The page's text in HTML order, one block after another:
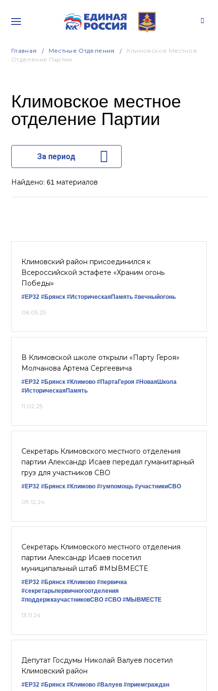
Главная Местные Отделения
Климовское Местное
Отделение Партии
Климовское местное
отделение Партии
За период
Найдено: 61 материалов
Климовский район присоединился к
Всероссийской эстафете «Храним огонь
Победы»
#ЕР32 #Брянск #ИсторическаяПамять #вечныйогонь
06.05.25
В Климовской школе открыли «Парту Героя»
Молчанова Артема Сергеевича
#ЕР32 #Брянск #Климово #ПартаГероя #НоваяШкола
#ИсторическаяПамять
11.02.25
Секретарь Климовского местного отделения
партии Александр Исаев передал гуманитарный
груз для участников СВО
#ЕР32 #Брянск #Климово #гумпомощь #участникиСВО
09.12.24
Секретарь Климовского местного отделения
партии Александр Исаев посетил
муниципальный штаб #МЫВМЕСТЕ
#ЕР32 #Брянск #Климово #первичка
#секретарьпервичногоотделения
#поддержкаучастниковСВО #СВО #МЫВМЕСТЕ
13.11.24
Депутат Госдумы Николай Валуев посетил
Климовский район
#ЕР32 #Брянск #Климово #Валуев #приемграждан